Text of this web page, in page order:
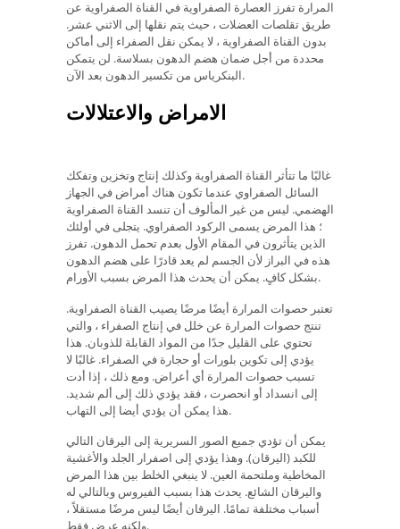
المرارة تفرز العصارة الصفراوية في القناة الصفراوية عن
طريق تقلصات العضلات ، حيث يتم نقلها إلى الاثني عشر.
بدون القناة الصفراوية ، لا يمكن نقل الصفراء إلى أماكن
محددة من أجل ضمان هضم الدهون بسلاسة. لن يتمكن
البنكرياس من تكسير الدهون بعد الآن.
الامراض والاعتلالات
غالبًا ما تتأثر القناة الصفراوية وكذلك إنتاج وتخزين وتفكك
السائل الصفراوي عندما تكون هناك أمراض في الجهاز
الهضمي. ليس من غير المألوف أن تنسد القناة الصفراوية
؛ هذا المرض يسمى الركود الصفراوي. يتجلى في أولئك
الذين يتأثرون في المقام الأول بعدم تحمل الدهون. تفرز
هذه في البراز لأن الجسم لم يعد قادرًا على هضم الدهون
بشكل كافٍ. يمكن أن يحدث هذا المرض بسبب الأورام.
تعتبر حصوات المرارة أيضًا مرضًا يصيب القناة الصفراوية.
تنتج حصوات المرارة عن خلل في إنتاج الصفراء ، والتي
تحتوي على القليل جدًا من المواد القابلة للذوبان. هذا
يؤدي إلى تكوين بلورات أو حجارة في الصفراء. غالبًا لا
تسبب حصوات المرارة أي أعراض. ومع ذلك ، إذا أدت
إلى انسداد أو انحصرت ، فقد يؤدي ذلك إلى ألم شديد.
هذا يمكن أن يؤدي أيضا إلى التهاب.
يمكن أن تؤدي جميع الصور السريرية إلى اليرقان التالي
للكبد (اليرقان). وهذا يؤدي إلى اصفرار الجلد والأغشية
المخاطية وملتحمة العين. لا ينبغي الخلط بين هذا المرض
واليرقان الشائع. يحدث هذا بسبب الفيروس وبالتالي له
أسباب مختلفة تمامًا. اليرقان أيضًا ليس مرضًا مستقلاً ،